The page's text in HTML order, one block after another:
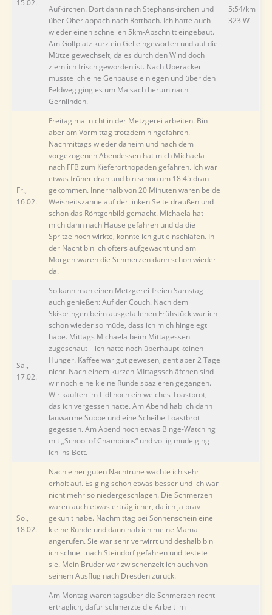
15.02.
Aufkirchen. Dort dann nach Stephanskirchen und
über Oberlappach nach Rottbach. Ich hatte auch
wieder einen schnellen 5km-Abschnitt eingebaut.
Am Golfplatz kurz ein Gel eingeworfen und auf die
Mütze gewechselt, da es durch den Wind doch
ziemlich frisch geworden ist. Nach Überacker
musste ich eine Gehpause einlegen und über den
Feldweg ging es um Maisach herum nach
Gernlinden.
5:54/km
323 W
Fr.,
16.02.
Freitag mal nicht in der Metzgerei arbeiten. Bin
aber am Vormittag trotzdem hingefahren.
Nachmittags wieder daheim und nach dem
vorgezogenen Abendessen hat mich Michaela
nach FFB zum Kieferorthopäden gefahren. Ich war
etwas früher dran und bin schon um 18:45 dran
gekommen. Innerhalb von 20 Minuten waren beide
Weisheitszähne auf der linken Seite draußen und
schon das Röntgenbild gemacht. Michaela hat
mich dann nach Hause gefahren und da die
Spritze noch wirkte, konnte ich gut einschlafen. In
der Nacht bin ich öfters aufgewacht und am
Morgen waren die Schmerzen dann schon wieder
da.
Sa.,
17.02.
So kann man einen Metzgerei-freien Samstag
auch genießen: Auf der Couch. Nach dem
Skispringen beim ausgefallenen Frühstück war ich
schon wieder so müde, dass ich mich hingelegt
habe. Mittags Michaela beim Mittagessen
zugeschaut – ich hatte noch überhaupt keinen
Hunger. Kaffee wär gut gewesen, geht aber 2 Tage
nicht. Nach einem kurzen MIttagsschläfchen sind
wir noch eine kleine Runde spazieren gegangen.
Wir kauften im Lidl noch ein weiches Toastbrot,
das ich vergessen hatte. Am Abend hab ich dann
lauwarme Suppe und eine Scheibe Toastbrot
gegessen. Am Abend noch etwas Binge-Watching
mit „School of Champions“ und völlig müde ging
ich ins Bett.
So.,
18.02.
Nach einer guten Nachtruhe wachte ich sehr
erholt auf. Es ging schon etwas besser und ich war
nicht mehr so niedergeschlagen. Die Schmerzen
waren auch etwas erträglicher, da ich ja brav
gekühlt habe. Nachmittag bei Sonnenschein eine
kleine Runde und dann hab ich meine Mama
angerufen. Sie war sehr verwirrt und deshalb bin
ich schnell nach Steindorf gefahren und testete
sie. Mein Bruder war zwischenzeitlich auch von
seinem Ausflug nach Dresden zurück.
Am Montag waren tagsüber die Schmerzen recht
erträglich, dafür schmerzte die Arbeit im